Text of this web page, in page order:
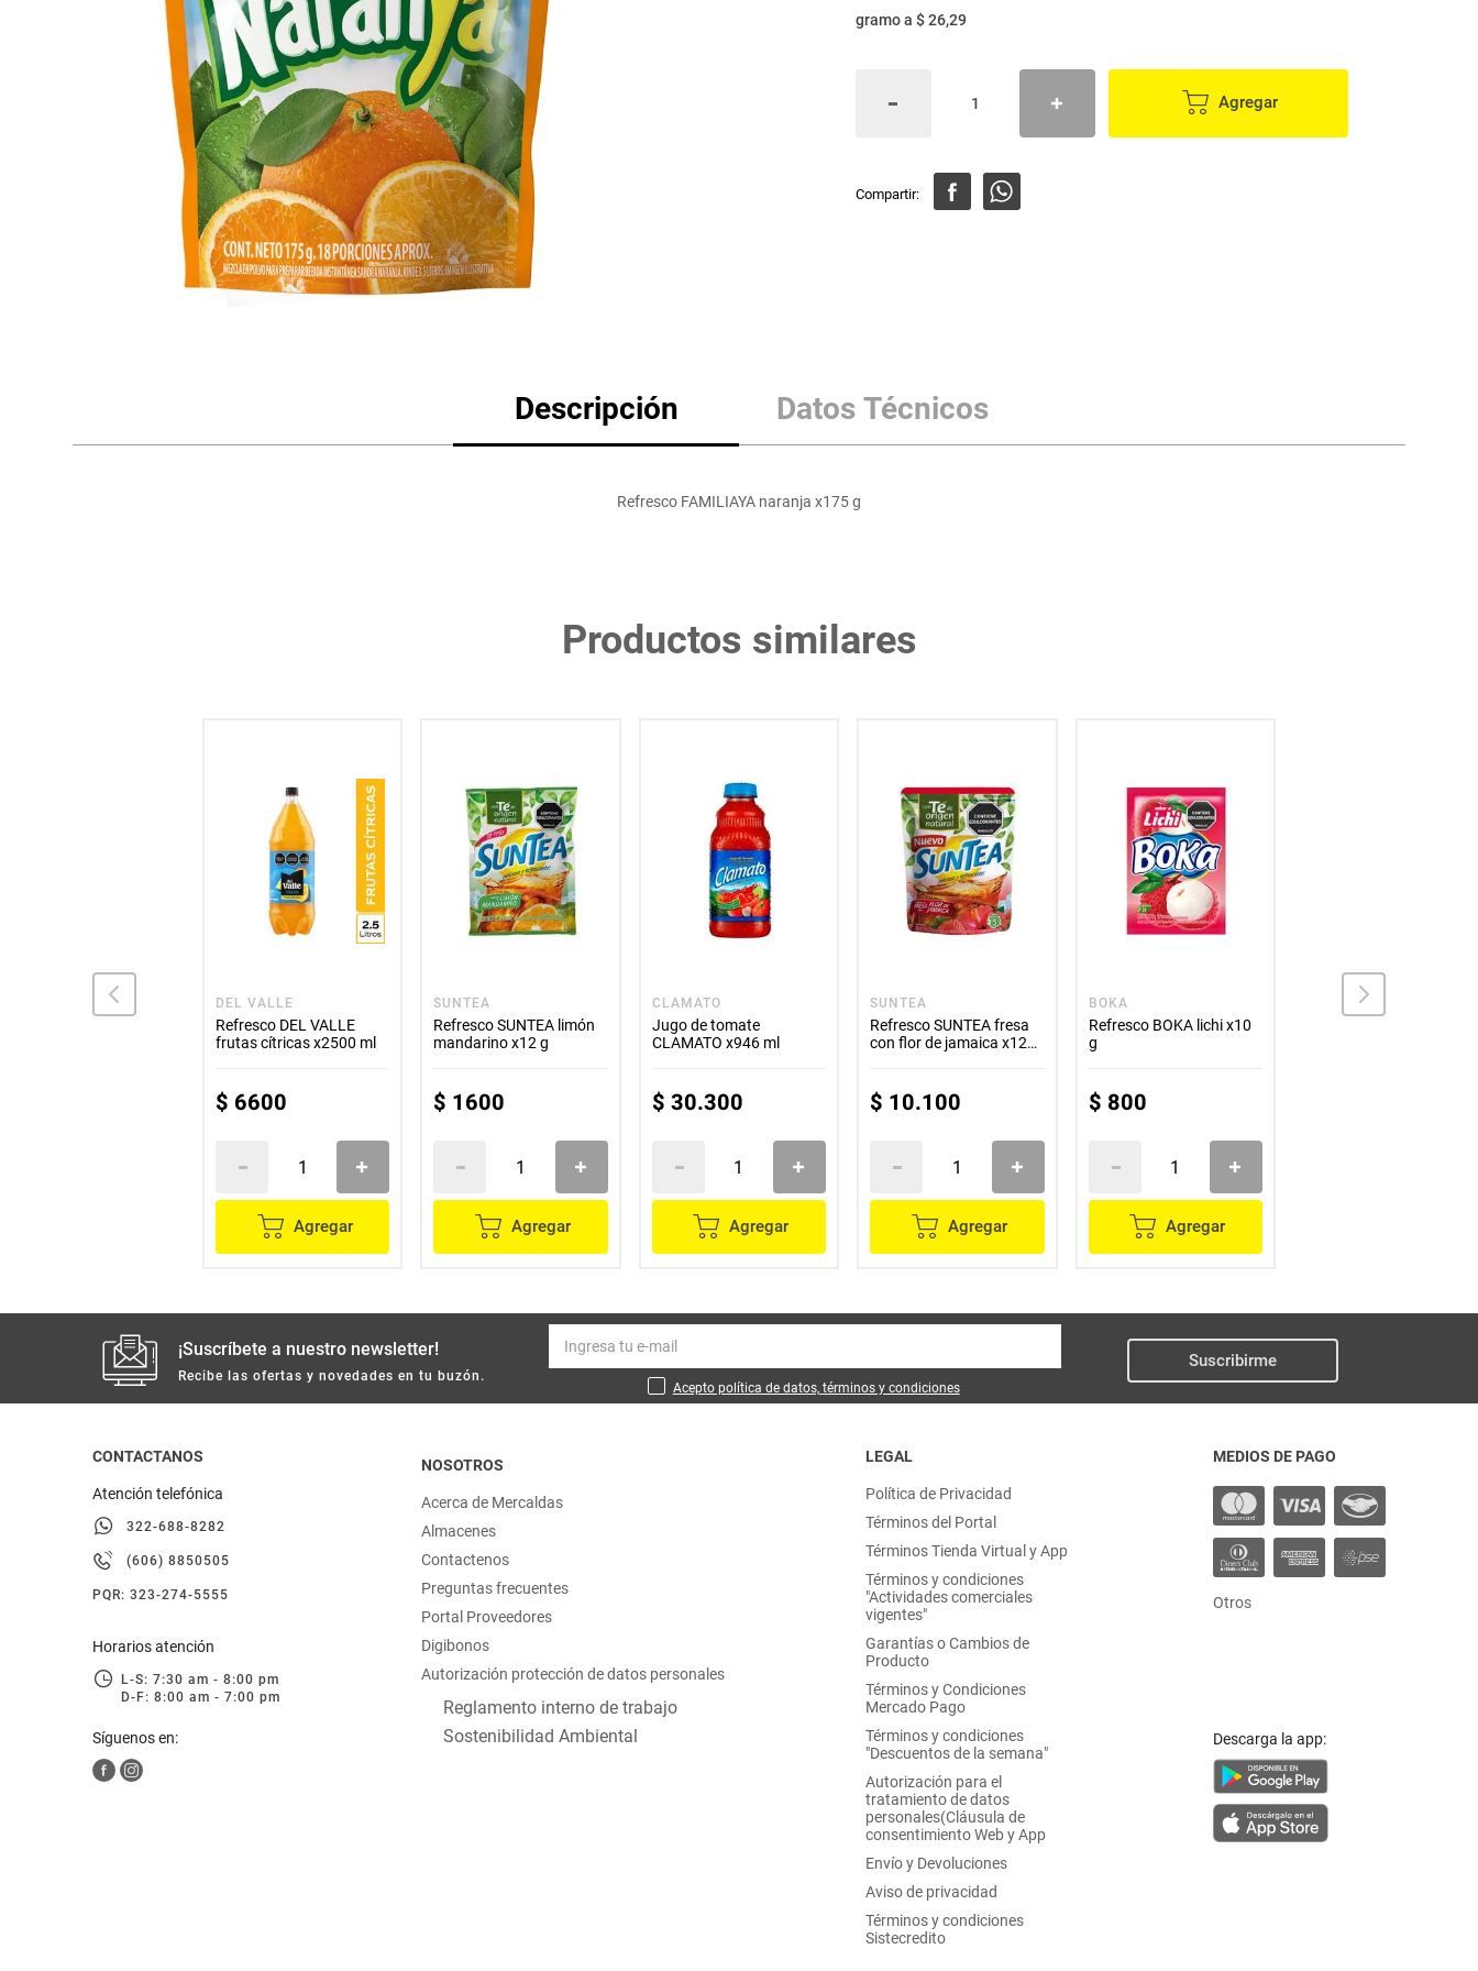
lácteos y refrigerados
vinos y licores
cuidado del bebé
otros
gramoa $ 26,29
Agregar
Descripción Datos Técnicos
Refresco FAMILIAYA naranja x175 g
Productos similares
DEL VALLE
Refresco DEL VALLE
frutas cítricas x2500 ml
$ 6600
Agregar
SUNTEA
Refresco SUNTEA limón
mandarino x12 g
$ 1600
Agregar
CLAMATO
Jugo de tomate
CLAMATO x946 ml
$ 30.300
Agregar
SUNTEA
Refresco SUNTEA fresa
con flor de jamaica x120
$ 10.100
Agregar
BOKA
Refresco BOKA lichi x10
g
$ 800
Agregar
DEL VALLE
¡Suscríbete a nuestro newsletter!
Recibe las ofertas y novedades en tu buzón.
Acepto política de datos, términos y condiciones
Suscribirme
CONTACTANOS
Atención telefónica
322-688-8282
(606) 8850505
PQR: 323-274-5555
Horarios atención
L-S: 7:30 am - 8:00 pm
D-F: 8:00 am - 7:00 pm
Síguenos en:
NOSOTROS
Acerca de Mercaldas
Almacenes
Contactenos
Preguntas frecuentes
Portal Proveedores
Digibonos
Autorización protección de datos personales
Reglamento interno de trabajo
Sostenibilidad Ambiental
LEGAL
Política de Privacidad
Términos del Portal
Términos Tienda Virtual y App
Términos y condiciones
"Actividades comerciales
vigentes"
Garantías o Cambios de
Producto
Términos y Condiciones
Mercado Pago
Términos y condiciones
"Descuentos de la semana"
Autorización para el
tratamiento de datos
personales(Cláusula de
consentimiento Web y App
Envío y Devoluciones
Aviso de privacidad
Términos y condiciones
Sistecredito
MEDIOS DE PAGO
Otros
Descarga la app:
Mantequilla